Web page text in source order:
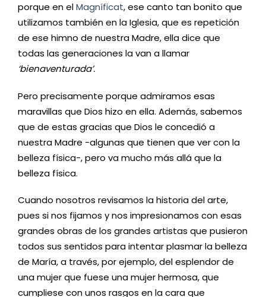
porque en elMagníficat, ese canto tan bonito que
utilizamos también en la Iglesia, que es repetición
de ese himno de nuestra Madre, ella dice que
todas las generaciones la van a llamar
‘bienaventurada’.
Pero precisamente porque admiramos esas
maravillas que Dios hizo en ella. Además, sabemos
que de estas gracias que Dios le concedió a
nuestra Madre -algunas que tienen que ver con la
belleza física-, pero va mucho más allá que la
belleza física.
Cuando nosotros revisamos la historia del arte,
pues si nos fijamos y nos impresionamos con esas
grandes obras de los grandes artistas que pusieron
todos sus sentidos para intentar plasmar la belleza
de María, a través, por ejemplo, del esplendor de
una mujer que fuese una mujer hermosa, que
cumpliese con unos rasgos en la cara que